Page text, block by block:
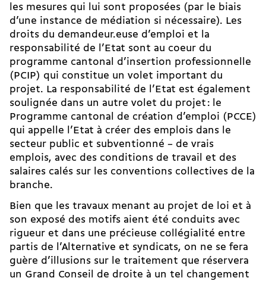
les mesures qui lui sont proposées (par le biais
d’une instance de médiation si nécessaire). Les
droits du demandeur.euse d’emploi et la
responsabilité de l’Etat sont au coeur du
programme cantonal d’insertion professionnelle
(PCIP) qui constitue un volet important du
projet. La responsabilité de l’Etat est également
soulignée dans un autre volet du projet : le
Programme cantonal de création d’emploi (PCCE)
qui appelle l’Etat à créer des emplois dans le
secteur public et subventionné – de vrais
emplois, avec des conditions de travail et des
salaires calés sur les conventions collectives de la
branche.
Bien que les travaux menant au projet de loi et à
son exposé des motifs aient été conduits avec
rigueur et dans une précieuse collégialité entre
partis de l’Alternative et syndicats, on ne se fera
guère d’illusions sur le traitement que réservera
un Grand Conseil de droite à un tel changement